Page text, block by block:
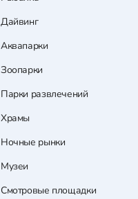
Дайвинг
Аквапарки
Зоопарки
Парки развлечений
Храмы
Ночные рынки
Музеи
Смотровые площадки